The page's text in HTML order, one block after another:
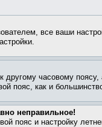
все ваши
часовому
пояс, как и
неправильное!
пояс и настройку